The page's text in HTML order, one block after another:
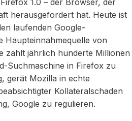
1.0 – der Browser, der
herausgefordert hat. Heute ist
laufenden Google-
Haupteinnahmequelle von
zahlt jährlich hunderte Millionen
Suchmaschine in Firefox zu
gerät Mozilla in echte
Kollateralschaden
Google zu regulieren.